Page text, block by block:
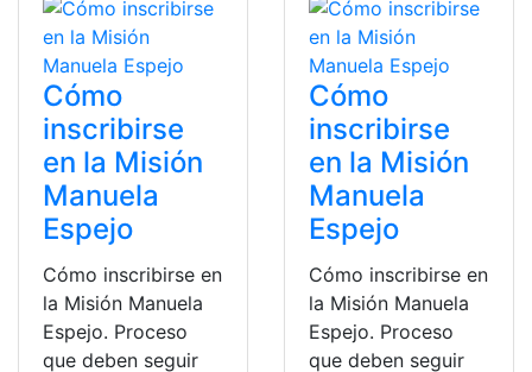
Cómo
inscribirse
en la Misión
Manuela
Espejo
Cómo inscribirse en
la Misión Manuela
Espejo. Proceso
que deben seguir
Cómo
inscribirse
en la Misión
Manuela
Espejo
Cómo inscribirse en
la Misión Manuela
Espejo. Proceso
que deben seguir